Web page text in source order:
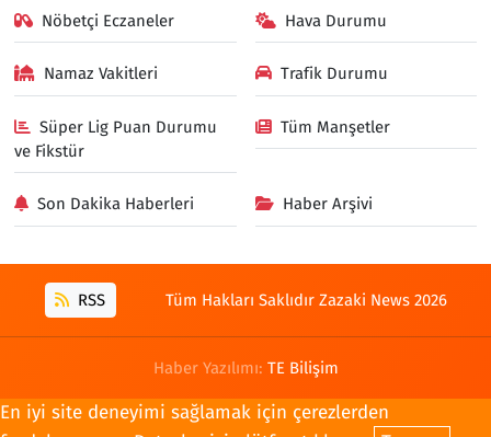
Nöbetçi Eczaneler Hava Durumu
Namaz Vakitleri Trafik Durumu
Süper Lig Puan Durumu
ve Fikstür
Tüm Manşetler
Son Dakika Haberleri Haber Arşivi
RSS Tüm Hakları Saklıdır Zazaki News 2026
Haber Yazılımı: TE Bilişim
En iyi site deneyimi sağlamak için çerezlerden